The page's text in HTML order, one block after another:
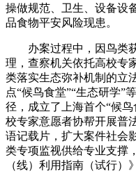
操做规范、卫生、设备设
品食物平安风险现患。
办案过程中，因鸟类获
理，查察机关依托高校专
类落实生态弥补机制的立
点“候鸟食堂”“生态研学”
径，成立了上海首个“候
校专家意愿者协帮开展普
语记载片，扩大案件社会
类专项监视供给专业支撑
（线）利用指南（试行）